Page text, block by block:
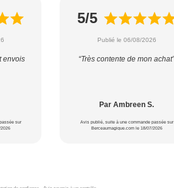
envois
sur
5/5
Publié le 06/08/2026
“Très contente de mon achat”
Par Ambreen S.
Avis publié, suite à une commande passée sur
Berceaumagique.com le 18/07/2026